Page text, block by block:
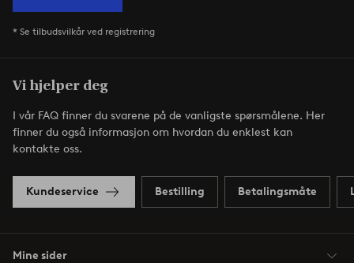
* Se tilbudsvilkår ved registrering
Vi hjelper deg
I vår FAQ finner du svarene på de vanligste spørsmålene. Her
finner du også informasjon om hvordan du enklest kan
kontakte oss.
Kundeservice Bestilling Betalingsmåte
Mine sider